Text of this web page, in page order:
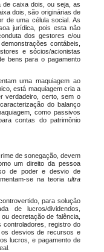
de caixa dois, ou seja, as
dois, são originárias de
de uma célula social. As
jurídica, pois esta não
dos gestores e/ou
contábeis,
e sócios/acionistas
bens para o pagamento
uma maquiagem ao
está maquiagem cria a
verdadeiro, certo, sem o
do balanço
como passivos
contas do patrimônio
de sonegação, devem
um direito da pessoa
de poder e desvio de
se na teoria ultra
para solução
de lucros/dividendos,
decretação de falência,
controladores, registro do
desvios de recursos e
lucros, e pagamento de